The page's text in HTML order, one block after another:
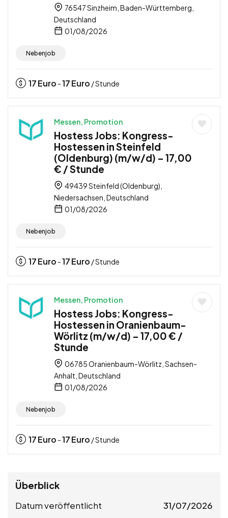
76547 Sinzheim, Baden-Württemberg,
Deutschland
01/08/2026
Nebenjob
17Euro -17Euro / Stunde
Messen, Promotion
Hostess Jobs: Kongress-
Hostessen in Steinfeld
(Oldenburg) (m/w/d) – 17,00
€ / Stunde
49439 Steinfeld (Oldenburg),
Niedersachsen, Deutschland
01/08/2026
Nebenjob
17Euro -17Euro / Stunde
Messen, Promotion
Hostess Jobs: Kongress-
Hostessen in Oranienbaum-
Wörlitz (m/w/d) – 17,00 € /
Stunde
06785 Oranienbaum-Wörlitz, Sachsen-
Anhalt, Deutschland
01/08/2026
Nebenjob
17Euro -17Euro / Stunde
Überblick
Datum veröffentlicht 31/07/2026